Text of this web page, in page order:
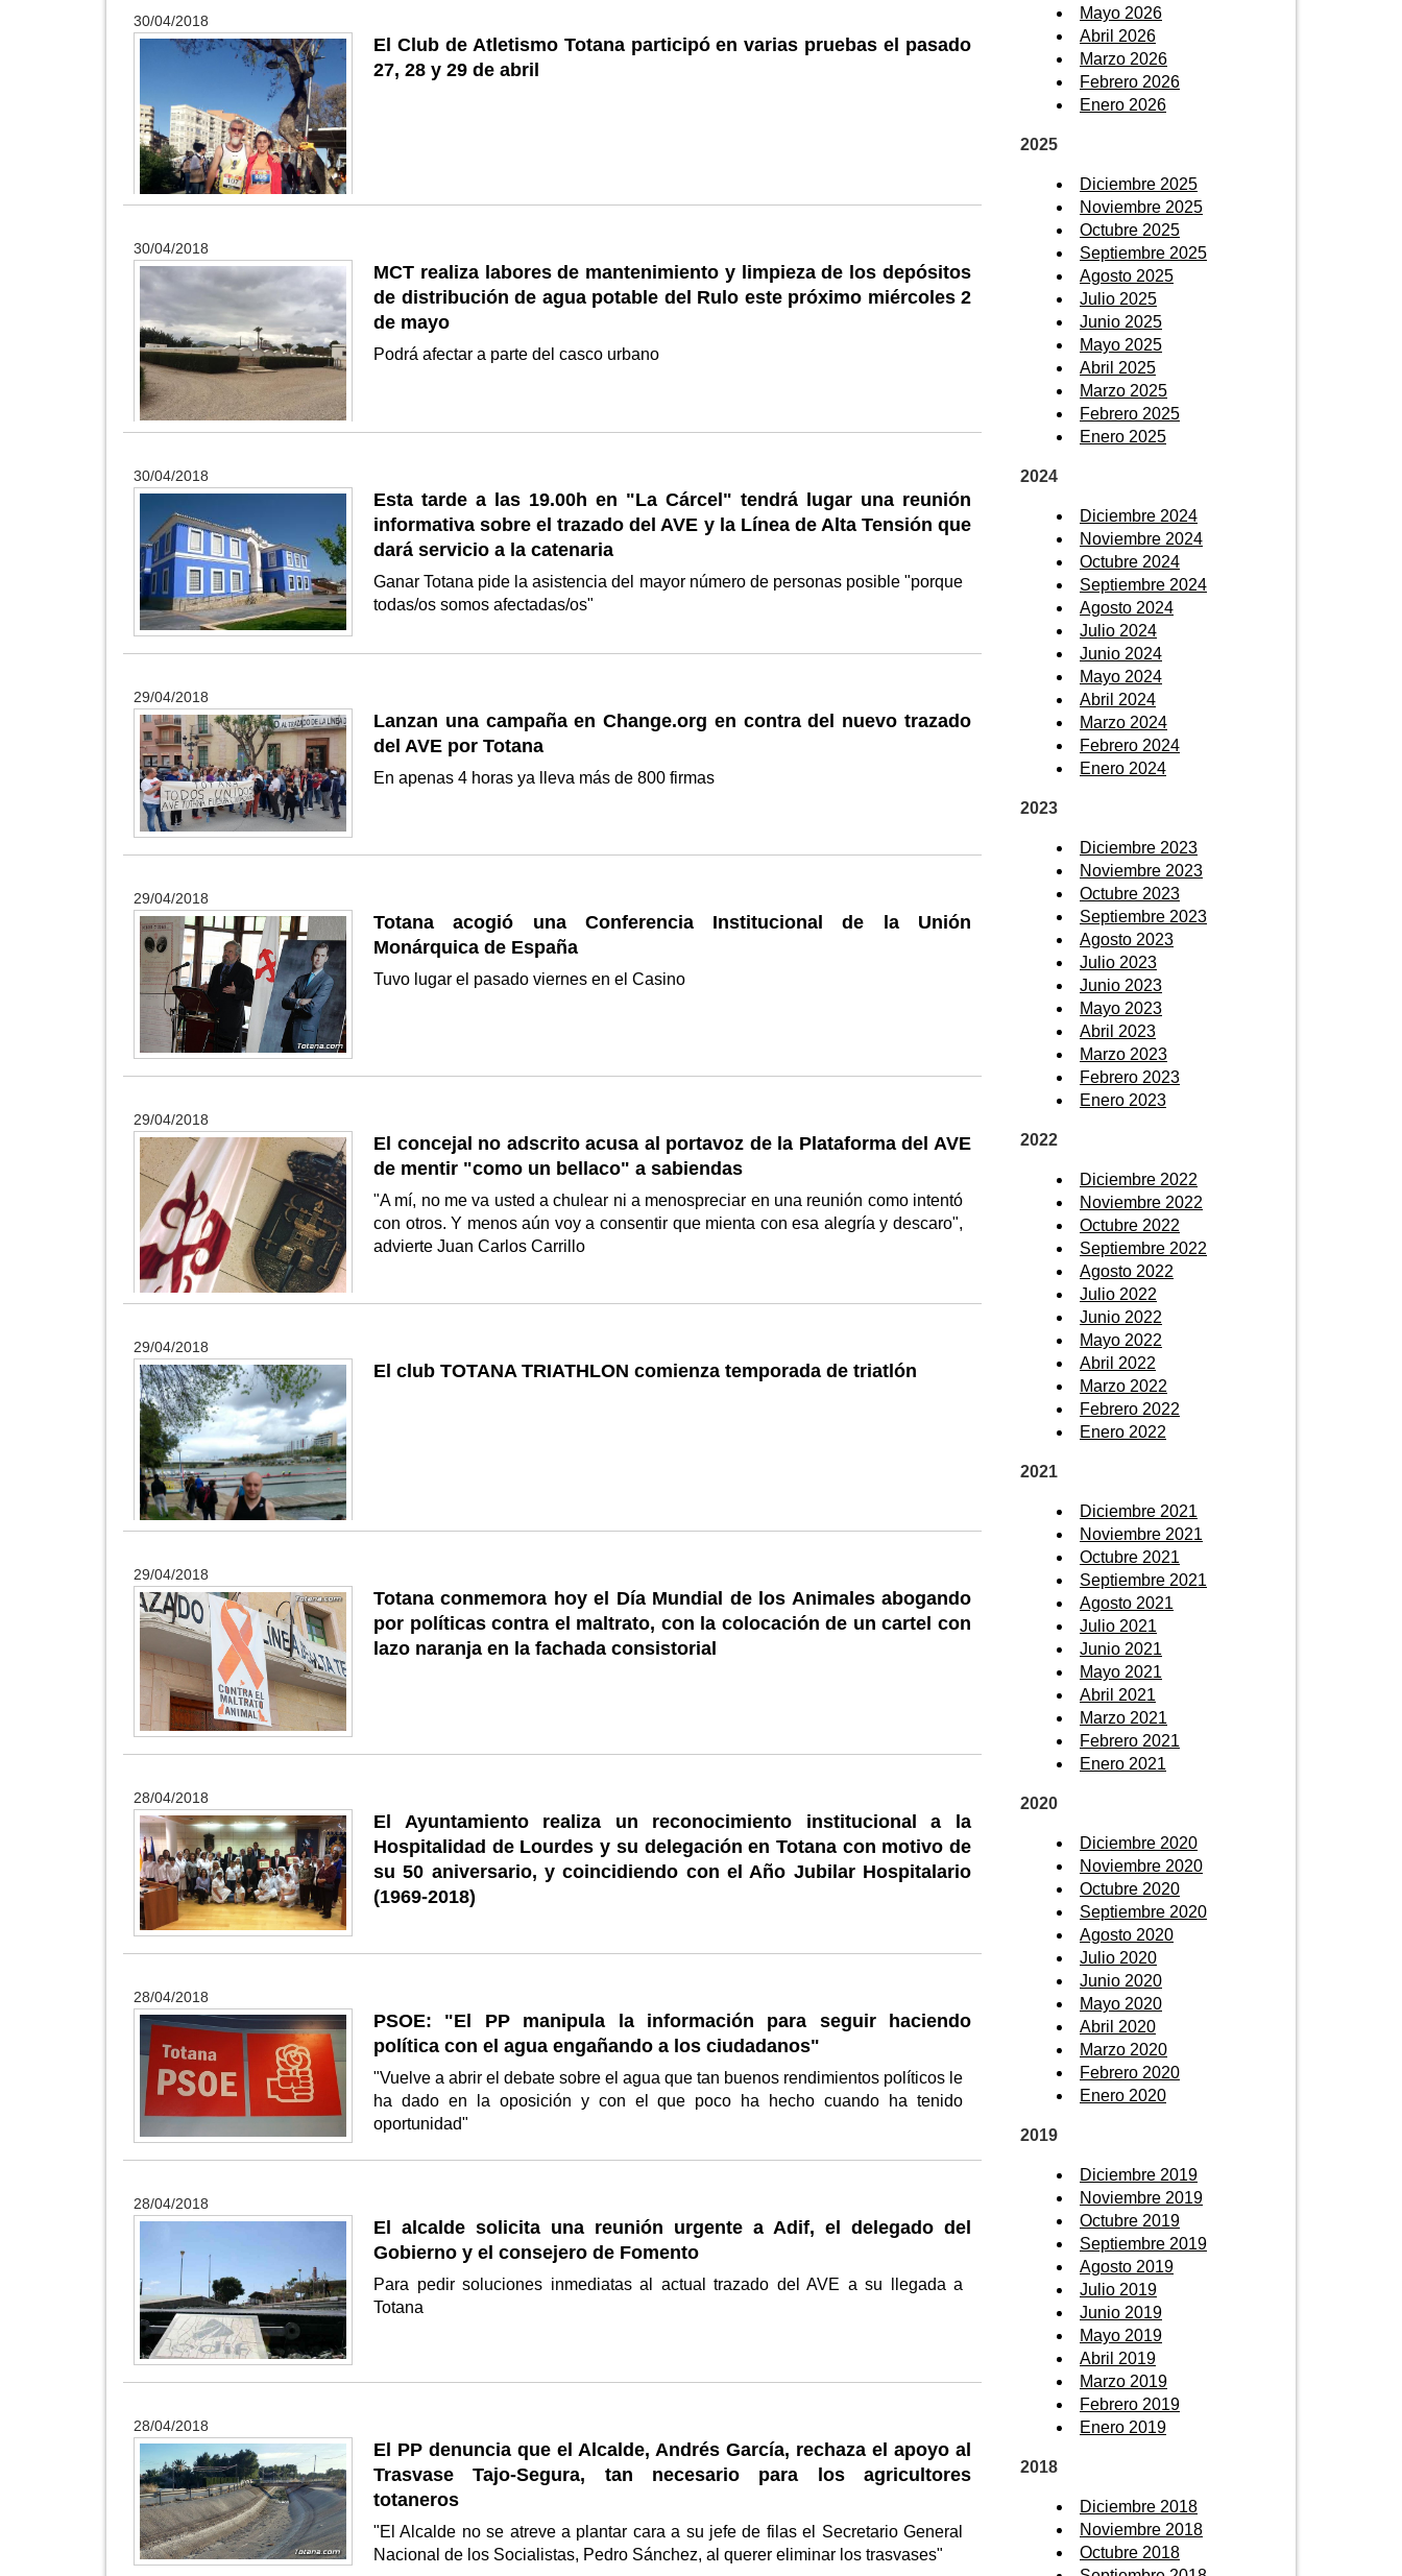
30/04/2018
El Club de Atletismo Totana participó en varias pruebas el pasado
27, 28 y 29 de abril
30/04/2018
MCT realiza labores de mantenimiento y limpieza de los depósitos
de distribución de agua potable del Rulo este próximo miércoles 2
de mayo
Podrá afectar a parte del casco urbano
30/04/2018
Esta tarde a las 19.00h en "La Cárcel" tendrá lugar una reunión
informativa sobre el trazado del AVE y la Línea de Alta Tensión que
dará servicio a la catenaria
Ganar Totana pide la asistencia del mayor número de personas posible "porque
todas/os somos afectadas/os"
29/04/2018
Lanzan una campaña en Change.org en contra del nuevo trazado
del AVE por Totana
En apenas 4 horas ya lleva más de 800 firmas
29/04/2018
Totana acogió una Conferencia Institucional de la Unión
Monárquica de España
Tuvo lugar el pasado viernes en el Casino
29/04/2018
El concejal no adscrito acusa al portavoz de la Plataforma del AVE
de mentir "como un bellaco" a sabiendas
"A mí, no me va usted a chulear ni a menospreciar en una reunión como intentó
con otros. Y menos aún voy a consentir que mienta con esa alegría y descaro",
advierte Juan Carlos Carrillo
29/04/2018
El club TOTANA TRIATHLON comienza temporada de triatlón
29/04/2018
Totana conmemora hoy el Día Mundial de los Animales abogando
por políticas contra el maltrato, con la colocación de un cartel con
lazo naranja en la fachada consistorial
28/04/2018
El Ayuntamiento realiza un reconocimiento institucional a la
Hospitalidad de Lourdes y su delegación en Totana con motivo de
su 50 aniversario, y coincidiendo con el Año Jubilar Hospitalario
(1969-2018)
28/04/2018
PSOE: "El PP manipula la información para seguir haciendo
política con el agua engañando a los ciudadanos"
"Vuelve a abrir el debate sobre el agua que tan buenos rendimientos políticos le
ha dado en la oposición y con el que poco ha hecho cuando ha tenido
oportunidad"
28/04/2018
El alcalde solicita una reunión urgente a Adif, el delegado del
Gobierno y el consejero de Fomento
Para pedir soluciones inmediatas al actual trazado del AVE a su llegada a
Totana
28/04/2018
El PP denuncia que el Alcalde, Andrés García, rechaza el apoyo al
Trasvase Tajo-Segura, tan necesario para los agricultores
totaneros
"El Alcalde no se atreve a plantar cara a su jefe de filas el Secretario General
Nacional de los Socialistas, Pedro Sánchez, al querer eliminar los trasvases"
Mayo 2026
Abril 2026
Marzo 2026
Febrero 2026
Enero 2026
2025
Diciembre 2025
Noviembre 2025
Octubre 2025
Septiembre 2025
Agosto 2025
Julio 2025
Junio 2025
Mayo 2025
Abril 2025
Marzo 2025
Febrero 2025
Enero 2025
2024
Diciembre 2024
Noviembre 2024
Octubre 2024
Septiembre 2024
Agosto 2024
Julio 2024
Junio 2024
Mayo 2024
Abril 2024
Marzo 2024
Febrero 2024
Enero 2024
2023
Diciembre 2023
Noviembre 2023
Octubre 2023
Septiembre 2023
Agosto 2023
Julio 2023
Junio 2023
Mayo 2023
Abril 2023
Marzo 2023
Febrero 2023
Enero 2023
2022
Diciembre 2022
Noviembre 2022
Octubre 2022
Septiembre 2022
Agosto 2022
Julio 2022
Junio 2022
Mayo 2022
Abril 2022
Marzo 2022
Febrero 2022
Enero 2022
2021
Diciembre 2021
Noviembre 2021
Octubre 2021
Septiembre 2021
Agosto 2021
Julio 2021
Junio 2021
Mayo 2021
Abril 2021
Marzo 2021
Febrero 2021
Enero 2021
2020
Diciembre 2020
Noviembre 2020
Octubre 2020
Septiembre 2020
Agosto 2020
Julio 2020
Junio 2020
Mayo 2020
Abril 2020
Marzo 2020
Febrero 2020
Enero 2020
2019
Diciembre 2019
Noviembre 2019
Octubre 2019
Septiembre 2019
Agosto 2019
Julio 2019
Junio 2019
Mayo 2019
Abril 2019
Marzo 2019
Febrero 2019
Enero 2019
2018
Diciembre 2018
Noviembre 2018
Octubre 2018